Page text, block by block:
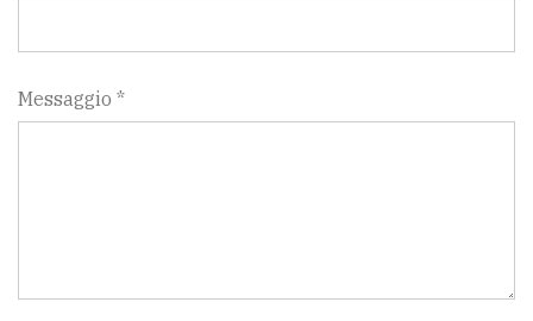
Messaggio *